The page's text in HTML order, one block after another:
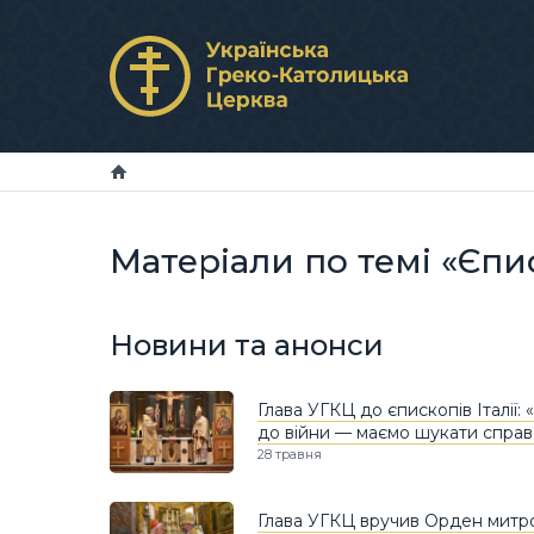
Матеріали по темі
Новини та анонси
Глава УГКЦ до єпископів
до війни — маємо шукати
28 травня
Глава УГКЦ вручив Орден